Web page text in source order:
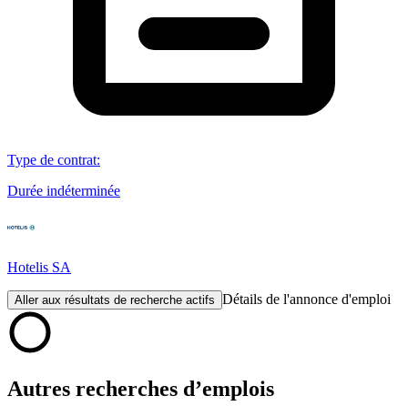
Type de contrat:
Durée indéterminée
Hotelis SA
Aller aux résultats de recherche actifs Détails de l'annonce d'emploi
Autres recherches d’emplois